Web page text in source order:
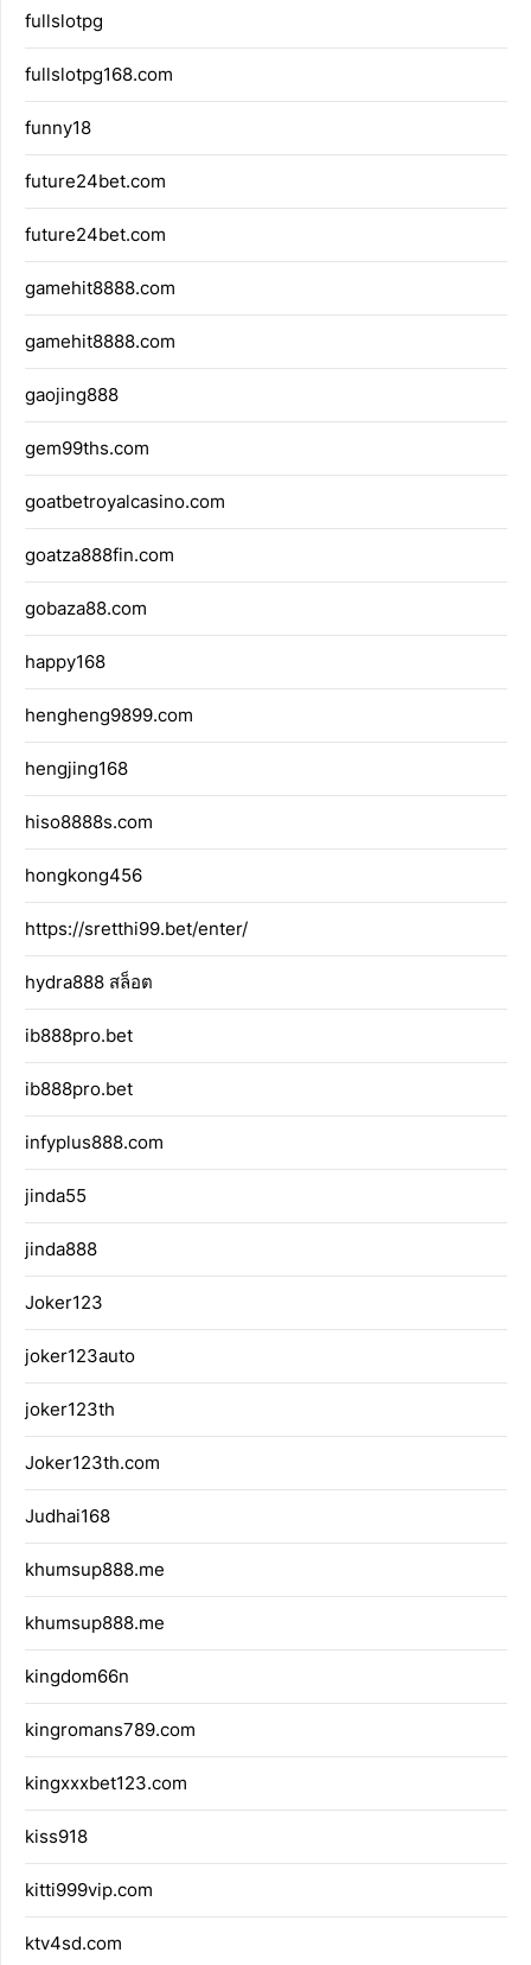
fullslotpg
fullslotpg168.com
funny18
future24bet.com
future24bet.com
gamehit8888.com
gamehit8888.com
gaojing888
gem99ths.com
goatbetroyalcasino.com
goatza888fin.com
gobaza88.com
happy168
hengheng9899.com
hengjing168
hiso8888s.com
hongkong456
https://sretthi99.bet/enter/
hydra888 สล็อต
ib888pro.bet
ib888pro.bet
infyplus888.com
jinda55
jinda888
Joker123
joker123auto
joker123th
Joker123th.com
Judhai168
khumsup888.me
khumsup888.me
kingdom66n
kingromans789.com
kingxxxbet123.com
kiss918
kitti999vip.com
ktv4sd.com